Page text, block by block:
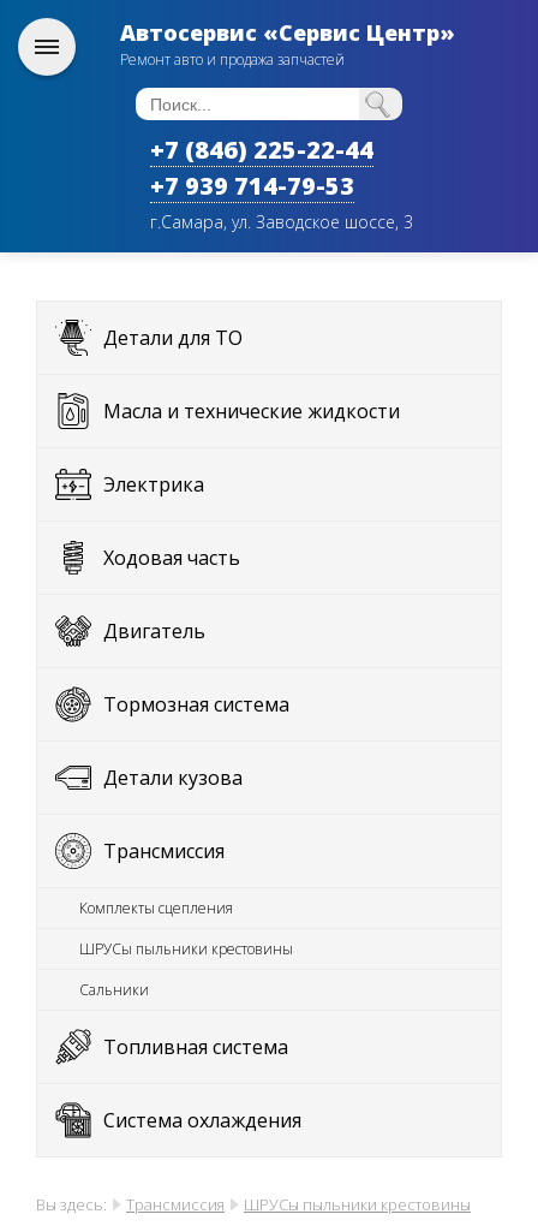
Автосервис «Сервис Центр»
Ремонт авто и продажа запчастей
+7 (846) 225-22-44
+7 939 714-79-53
г.Самара, ул. Заводское шоссе, 3
Детали для ТО
Масла и технические жидкости
Электрика
Ходовая часть
Двигатель
Тормозная система
Детали кузова
Трансмиссия
Комплекты сцепления
ШРУСы пыльники крестовины
Сальники
Топливная система
Система охлаждения
Вы здесь: Трансмиссия ШРУСы пыльники крестовины